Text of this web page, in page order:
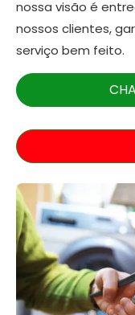
nossa visão é
nossos clientes,
serviço bem feito.